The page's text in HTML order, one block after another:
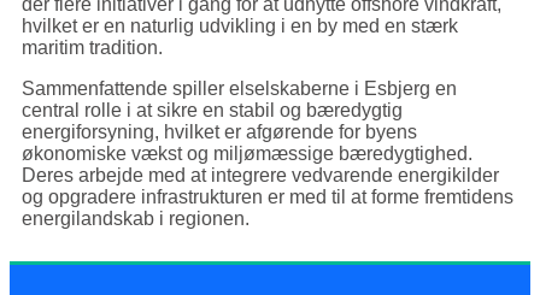
der flere initiativer i gang for at udnytte offshore vindkraft,
hvilket er en naturlig udvikling i en by med en stærk
maritim tradition.
Sammenfattende spiller elselskaberne i Esbjerg en
central rolle i at sikre en stabil og bæredygtig
energiforsyning, hvilket er afgørende for byens
økonomiske vækst og miljømæssige bæredygtighed.
Deres arbejde med at integrere vedvarende energikilder
og opgradere infrastrukturen er med til at forme fremtidens
energilandskab i regionen.